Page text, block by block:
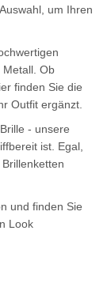
um Ihren
Metall. Ob
finden Sie die
Outfit ergänzt.
- unsere
ist. Egal,
und finden Sie
Look